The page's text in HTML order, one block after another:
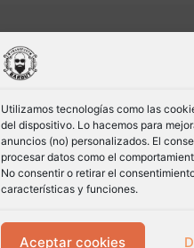
Utilizamos tecnologías como las
del dispositivo. Lo hacemos para
anuncios (no) personalizados. El
procesar datos como el
No consentir o retirar el
características y funciones.
Aceptar cookies